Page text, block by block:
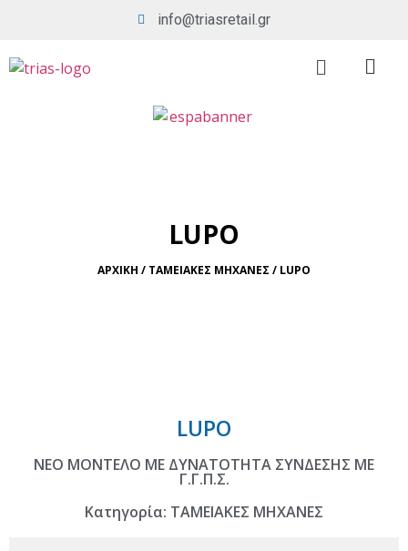
info@triasretail.gr
LUPO
ΑΡΧΙΚΗ / ΤΑΜΕΙΑΚΕΣ ΜΗΧΑΝΕΣ / LUPO
LUPO
ΝΕΟ ΜΟΝΤΕΛΟ ΜΕ ΔΥΝΑΤΟΤΗΤΑ ΣΥΝΔΕΣΗΣ ΜΕ
Γ.Γ.Π.Σ.
Κατηγορία: ΤΑΜΕΙΑΚΕΣ ΜΗΧΑΝΕΣ